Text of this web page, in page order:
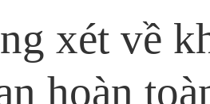
xét về
hoàn